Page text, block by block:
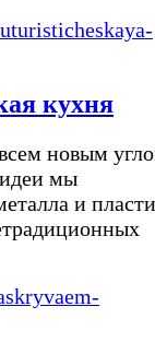
кухня
новым
мы
и